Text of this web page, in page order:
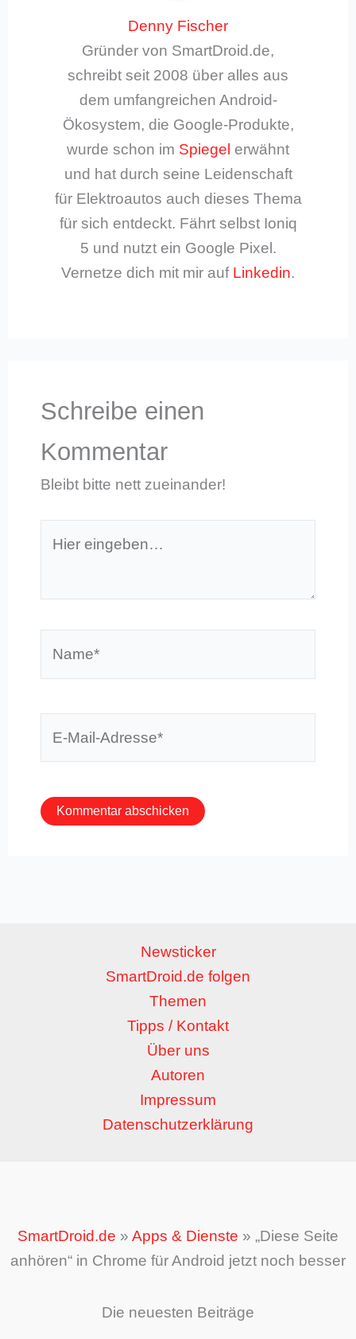
Denny Fischer
Gründer von SmartDroid.de,
schreibt seit 2008 über alles aus
dem umfangreichen Android-
Ökosystem, die Google-Produkte,
wurde schon im Spiegel erwähnt
und hat durch seine Leidenschaft
für Elektroautos auch dieses Thema
für sich entdeckt. Fährt selbst Ioniq
5 und nutzt ein Google Pixel.
Vernetze dich mit mir auf Linkedin.
Schreibe einen
Kommentar
Bleibt bitte nett zueinander!
eingeben…
Newsticker
SmartDroid.de folgen
Themen
Tipps / Kontakt
Über uns
Autoren
Impressum
Datenschutzerklärung
SmartDroid.de » Apps & Dienste » „Diese Seite
anhören“ in Chrome für Android jetzt noch besser
Die neuesten Beiträge